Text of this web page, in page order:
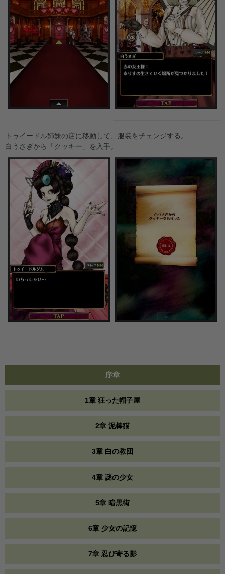
トゥイードル姉妹の店に移動して、服装をチェンジする。
白うさぎから「クッキー」を入手。
序章
1章 狂った帽子屋
2章 泥棒猫
3章 白の教団
4章 謎の少女
5章 暗黒街
6章 少女の記憶
7章 忍び寄る影